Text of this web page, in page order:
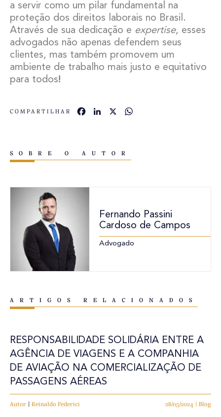
a servir como um pilar fundamental na
proteção dos direitos laborais no Brasil.
Através de sua dedicação e expertise, esses
advogados não apenas defendem seus
clientes, mas também promovem um
ambiente de trabalho mais justo e equitativo
para todos!
COMPARTILHAR FacebookLinkedIn
SOBRE O AUTOR
Fernando Passini
Cardoso de Campos
Advogado
ARTIGOS RELACIONADOS
RESPONSABILIDADE SOLIDÁRIA ENTRE A
AGÊNCIA DE VIAGENS E A COMPANHIA
DE AVIAÇÃO NA COMERCIALIZAÇÃO DE
PASSAGENS AÉREAS
Autor | Reinaldo Federici 28/05/2024 | Blog